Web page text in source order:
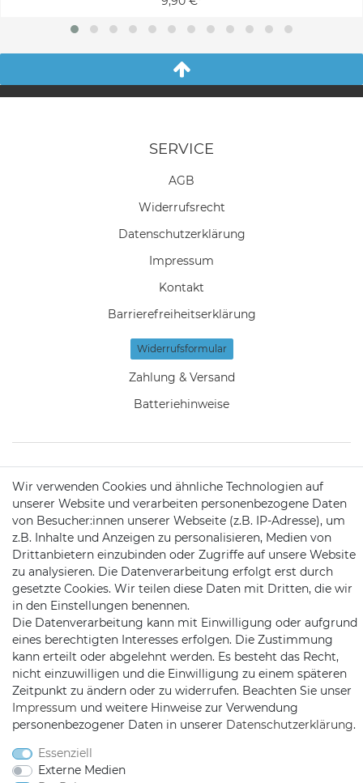
SERVICE
AGB
Widerrufs­recht
Daten­schutz­erklärung
Impressum
Kontakt
Barrierefreiheitserklärung
Widerrufs­formular
Zahlung & Versand
Batteriehinweise
KONTAKT
Telefon:09721 / 9453362
Mail:info@satshopping.de
Kopenhagenstr. 4
97424 Schweinfurt
Wir verwenden Cookies und ähnliche Technologien auf
unserer Website und verarbeiten personenbezogene Daten
von Besucher:innen unserer Webseite (z.B. IP-Adresse), um
z.B. Inhalte und Anzeigen zu personalisieren, Medien von
Drittanbietern einzubinden oder Zugriffe auf unsere Website
zu analysieren. Die Datenverarbeitung erfolgt erst durch
gesetzte Cookies. Wir teilen diese Daten mit Dritten, die wir
in den Einstellungen benennen.
Die Datenverarbeitung kann mit Einwilligung oder aufgrund
eines berechtigten Interesses erfolgen. Die Zustimmung
kann erteilt oder abgelehnt werden. Es besteht das Recht,
nicht einzuwilligen und die Einwilligung zu einem späteren
Zeitpunkt zu ändern oder zu widerrufen. Beachten Sie unser
Impressum und weitere Hinweise zur Verwendung
personenbezogener Daten in unserer Daten­schutz­erklärung.
Essenziell
Externe Medien